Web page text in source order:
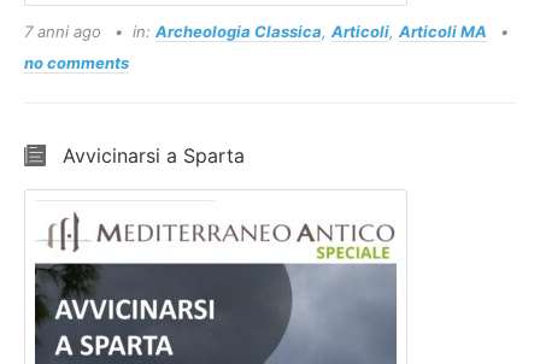
7 anni ago in: Archeologia Classica, Articoli, Articoli MA
no comments
Avvicinarsi a Sparta